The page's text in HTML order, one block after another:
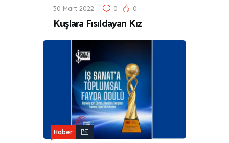
30 Mart 2022 0 0
Kuşlara Fısıldayan Kız
Haber